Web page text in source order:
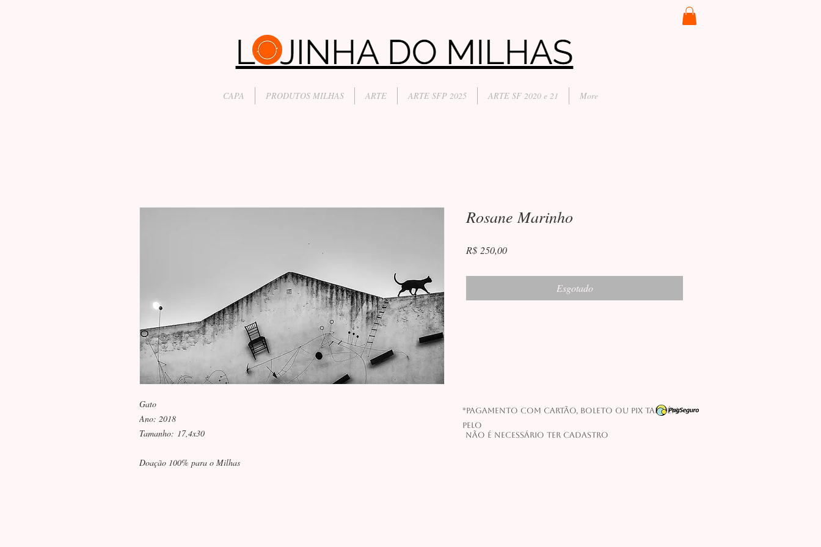
CAPA PRODUTOS MILHAS ARTE ARTE SFP 2025 ARTE SF 2020 e 21 More
Gato
Ano: 2018
Tamanho: 17,4x30
Doação 100% para o Milhas
Rosane Marinho
R$ 250,00Preço
Esgotado
*Pagamento com cartão, boleto ou pix também
pelo
Não é necessário ter cadastro